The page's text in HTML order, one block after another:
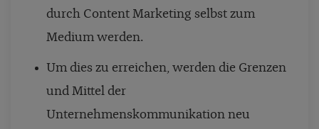
durch Content Marketing selbst zum
Medium werden.
Um dies zu erreichen, werden die Grenzen
und Mittel der
Unternehmenskommunikation neu